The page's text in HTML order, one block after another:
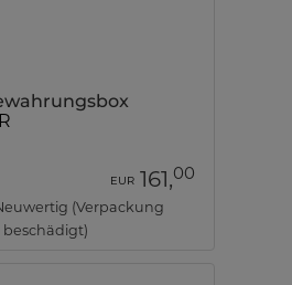
EUR 161,00
(Verpackung
beschädigt)